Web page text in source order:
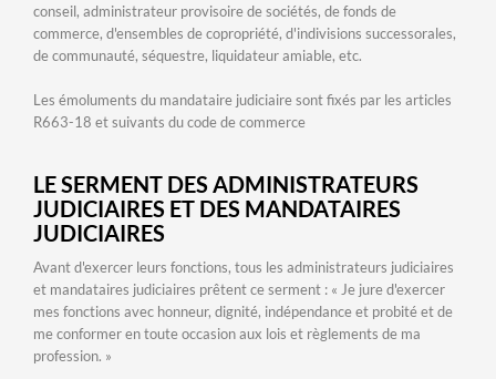
conseil, administrateur provisoire de sociétés, de fonds de
commerce, d'ensembles de copropriété, d'indivisions successorales,
de communauté, séquestre, liquidateur amiable, etc.
Les émoluments du mandataire judiciaire sont fixés par les articles
R663-18 et suivants du code de commerce
LE SERMENT DES ADMINISTRATEURS
JUDICIAIRES ET DES MANDATAIRES
JUDICIAIRES
Avant d'exercer leurs fonctions, tous les administrateurs judiciaires
et mandataires judiciaires prêtent ce serment : « Je jure d'exercer
mes fonctions avec honneur, dignité, indépendance et probité et de
me conformer en toute occasion aux lois et règlements de ma
profession. »